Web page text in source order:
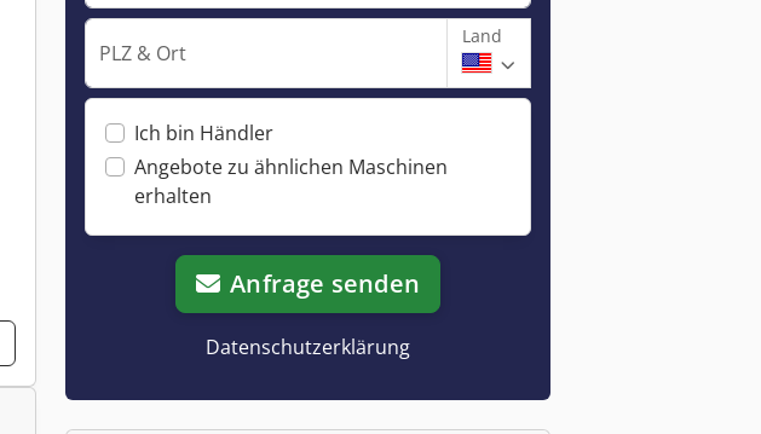
PLZ & Ort
Land
Ich bin Händler
Angebote zu ähnlichen Maschinen
erhalten
Anfrage senden
Datenschutzerklärung